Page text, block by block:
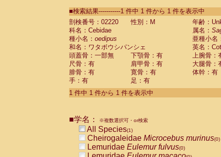
CebidaeSaguinus labiatus(0)
Cebidae Saguinus leucopus (0)
Cebidae
Cebidae
CebidaeSaguinus nigricollis (0)
Cebidae Saguinus oedipus
Cebidae Saguinus weddelli
Cebidae Saguinusspp.
Cebidae Aotus trivirgatus
Cebidae Cebus albifrons
CebidaeCebus nigrivittatus
CebidaeCebus
CebidaeSaimiri boliviensis(0)
CebidaeSaimiri sciureus(0)
AtelidaeAlouatta caraya(0)
■検索結果-----------1 件中 1 件から 1 件を表示中
剖検番号：02220
性別：M
年齢：
科名：Cebidae
属名：
種小名： oedipus
亜種小名
和名：ワタボウシパンシェ
英名：
頭蓋骨：一部無
下顎骨：有
上腕骨：
尺骨：有
肩甲骨：有
大腿骨：
腓骨：有
寛骨：有
体幹：有
手：有
足：有
1 件中 1 件から 1 件を表示中
■学名： ※複数選択可・or検索
All Species(1)
Cheirogaleidae Microcebus murinus(0)
Lemuridae Eulemur fulvus(0)